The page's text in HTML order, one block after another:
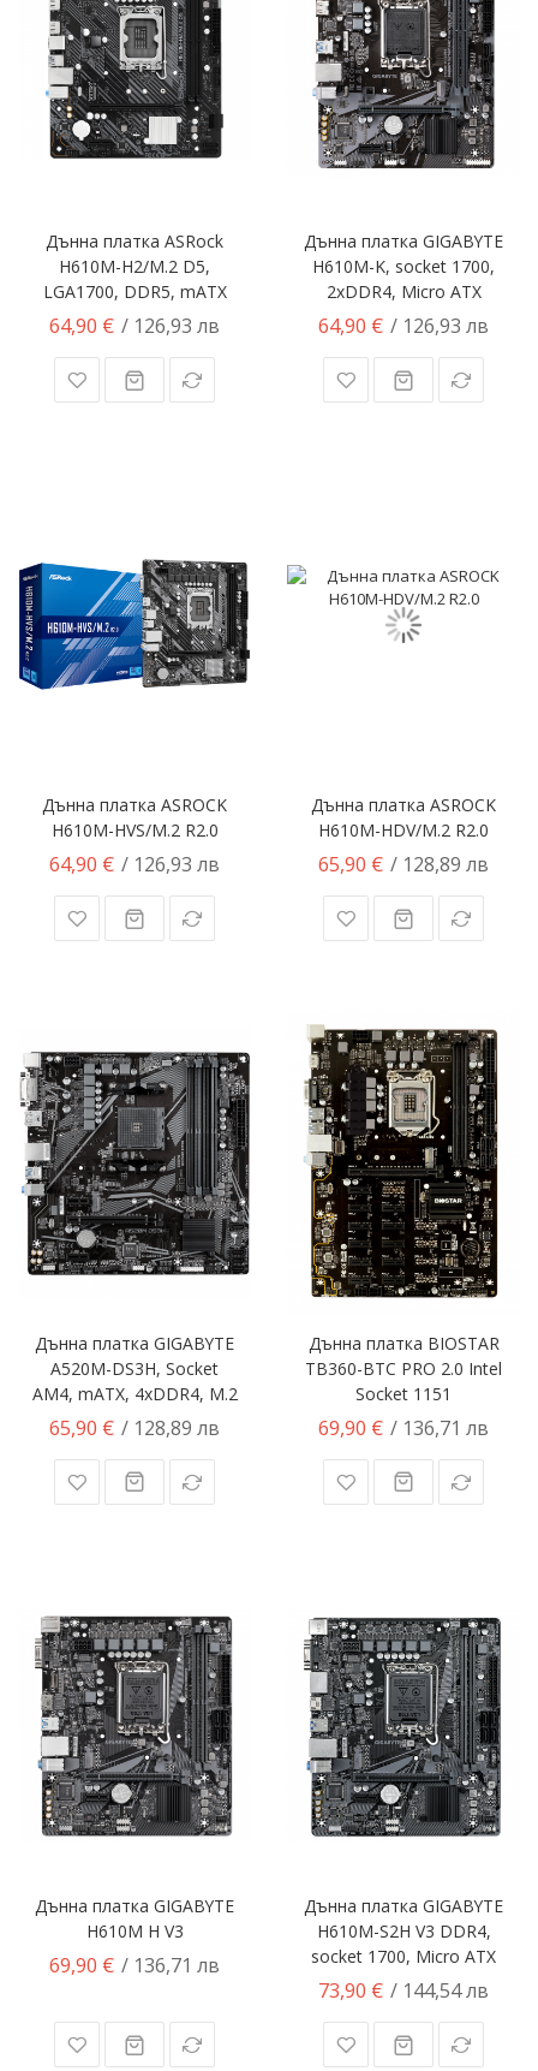
Дънна платка ASRock
H610M-H2/M.2 D5,
LGA1700, DDR5, mATX
64,90 € / 126,93 лв
Дънна платка GIGABYTE
H610M-K, socket 1700,
2xDDR4, Micro ATX
64,90 € / 126,93 лв
Дънна платка ASROCK
H610M-HVS/M.2 R2.0
64,90 € / 126,93 лв
Дънна платка ASROCK
H610M-HDV/M.2 R2.0
65,90 € / 128,89 лв
Дънна платка GIGABYTE
A520M-DS3H, Socket
AM4, mATX, 4xDDR4, M.2
65,90 € / 128,89 лв
Дънна платка BIOSTAR
TB360-BTC PRO 2.0 Intel
Socket 1151
69,90 € / 136,71 лв
Дънна платка GIGABYTE
H610M H V3
69,90 € / 136,71 лв
Дънна платка GIGABYTE
H610M-S2H V3 DDR4,
socket 1700, Micro ATX
73,90 € / 144,54 лв